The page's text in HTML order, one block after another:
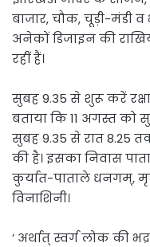
बाजार, चौक, चूड़ी-मंडी
अनेकों डिजाइन की
रहीं हैं।
सुबह 9.35 से शुरू करें
बताया कि 11 अगस्त को
सुबह 9.35 से रात 8.25
की है। इसका निवास
कुर्यात-पाताले धनगम्,
विनाशिनी।
’ अर्थात् स्वर्ग लोक की